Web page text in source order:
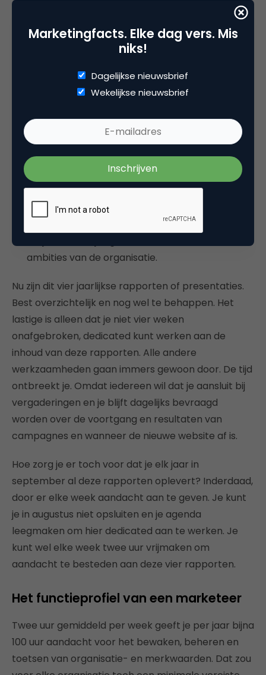
komen tot campagnes die resultaat opleveren.
Je wilt nu eenmaal een bijdrage leveren aan het
je voor werkt en dat vertaalt zich in campagne-
KPI’s als het aantal inschrijvingen voor een
van het aantal unieke bezoekers op je
‘werkenbij’-pagina, enzovoort. Elke campagne
die je voert, wil je onderbouwen met een
rationale op welke manier deze aansluiting vindt
bij de betekenis van de organisatie- en
merkidentiteit. Je moet je collega’s van sales en
de directie kunnen toelichten dat de campagne
ambities van de organisatie.
Nu zijn dit vier jaarlijkse rapporten of presentaties.
Best overzichtelijk en nog wel te behappen. Het
lastige is alleen dat je niet vier weken
onafgebroken, dedicated kunt werken aan de
inhoud van deze rapporten. Alle andere
werkzaamheden gaan immers gewoon door. De tijd
ontbreekt je. Omdat iedereen wil dat je aansluit bij
vergaderingen en je blijft dagelijks bevraagd
worden over de voortgang en resultaten van
campagnes en wanneer de nieuwe website af is.
Hoe zorg je er toch voor dat je elk jaar in
september al deze rapporten oplevert? Inderdaad,
door er elke week aandacht aan te geven. Je kunt
je in augustus niet opsluiten en je agenda
leegmaken om hier dedicated aan te werken. Je
kunt wel elke week twee uur vrijmaken om
aandacht te besteden aan deze vier rapporten.
Het functieprofiel van een marketeer
Twee uur gemiddeld per week geeft je per jaar bijna
100 uur aandacht voor het bewaken, beheren en
toetsen van organisatie- en merkwaarden. Dat zou
Marketingfacts. Elke dag vers. Mis
niks!
Dagelijkse nieuwsbrief
Wekelijkse nieuwsbrief